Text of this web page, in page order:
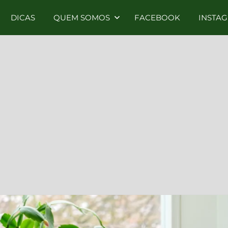
DICAS QUEM SOMOS FACEBOOK